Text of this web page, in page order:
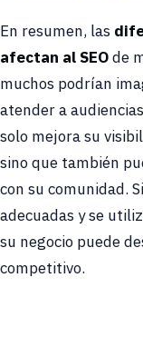
En resumen, las
afectan al SEOde
muchos podrían
atender a
solo mejora su
sino que también
con su comunidad.
adecuadas y se
su negocio puede
competitivo.